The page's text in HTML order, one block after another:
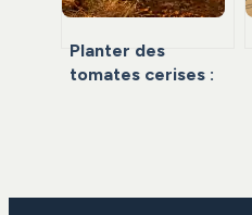
Planter des
tomates cerises :